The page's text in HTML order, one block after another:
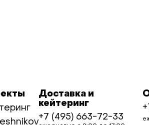
Доставка и
кейтеринг
+7 (495) 663-72-33